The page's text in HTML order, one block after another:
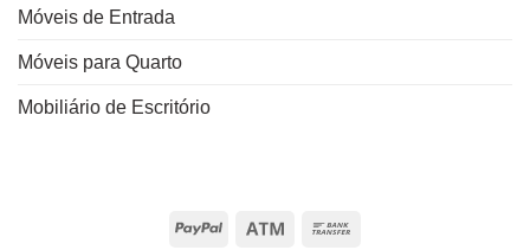
Móveis de Entrada
Móveis para Quarto
Mobiliário de Escritório
PayPal Atm